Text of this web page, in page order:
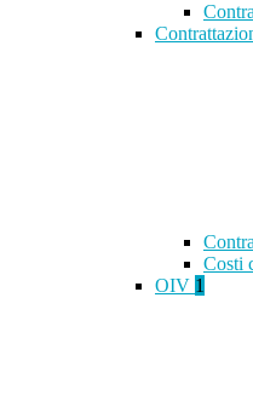
Costi
OIV 1